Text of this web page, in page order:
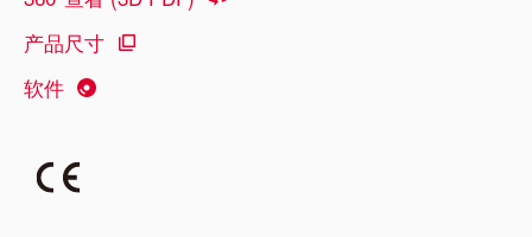
产品尺寸
软件